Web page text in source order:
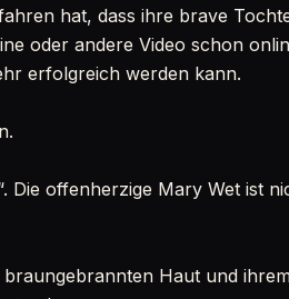
hat, dass ihre brave
oder andere Video schon
erfolgreich werden kann.
Die offenherzige Mary Wet ist
Haut und